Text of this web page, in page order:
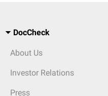
DocCheck
About Us
Investor Relations
Press